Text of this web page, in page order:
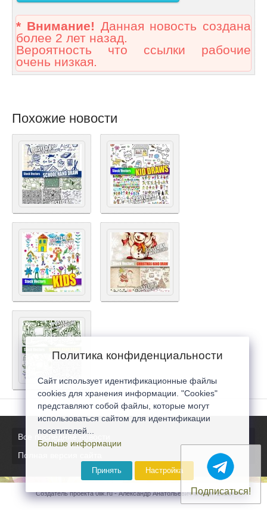
* Внимание! Данная новость создана
более 2 лет назад.
Вероятность что ссылки рабочие
очень низкая.
Похожие новости
Все последние новости
Полная версия сайта
Создатель проекта 0lik.ru - Александр Анатольевич © 2007-2026
Подписаться!
Политика конфиденциальности
Сайт использует идентификационные файлы
cookies для хранения информации. "Cookies"
представляют собой файлы, которые могут
использоваться сайтом для идентификации
посетителей...
Больше информации
Принять Настройка